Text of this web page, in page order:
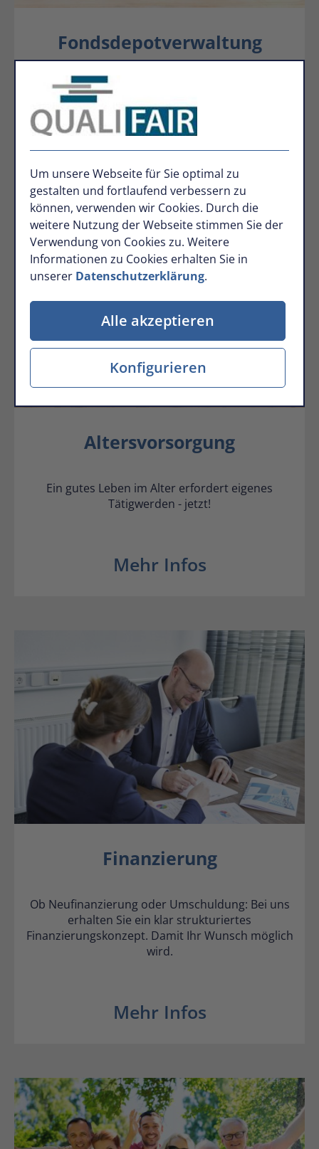
Um unsere Webseite für Sie optimal zu
gestalten und fortlaufend verbessern zu
können, verwenden wir Cookies. Durch die
weitere Nutzung der Webseite stimmen Sie der
Verwendung von Cookies zu. Weitere
Informationen zu Cookies erhalten Sie in
unserer Datenschutzerklärung.
Alle akzeptieren
Konfigurieren
Fondsdepotverwaltung
Ihr Schlüssel zu einer erfolgreichen Geldanlage.
Mehr Infos
Altersvorsorgung
Ein gutes Leben im Alter erfordert eigenes
Tätigwerden - jetzt!
Mehr Infos
Finanzierung
Ob Neufinanzierung oder Umschuldung: Bei uns
erhalten Sie ein klar strukturiertes
Finanzierungskonzept. Damit Ihr Wunsch möglich
wird.
Mehr Infos